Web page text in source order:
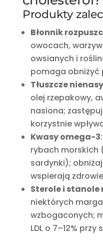
Produkty
Błonnik
owocach,
owsianych i
pomaga obniżyć
Tłuszcze
olej rzepakowy,
nasiona;
korzystnie
Kwasy omega-3:
rybach morskich
sardynki);
wspierają
Sterole i stanole
niektórych
wzbogaconych;
LDL o 7–12%